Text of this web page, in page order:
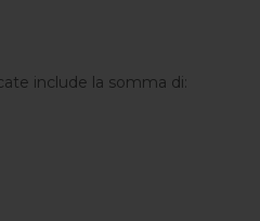
include la somma di: